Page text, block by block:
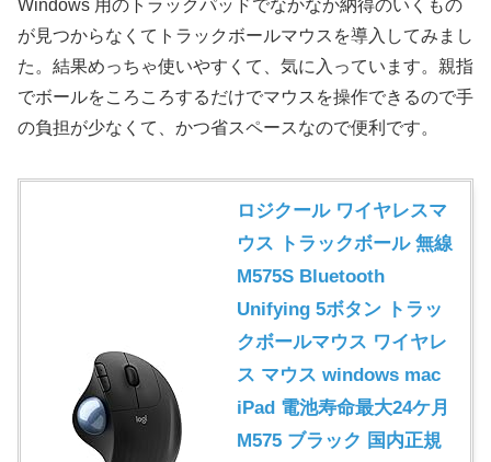
Windows 用のトラックパッドでなかなか納得のいくもの
が見つからなくてトラックボールマウスを導入してみまし
た。結果めっちゃ使いやすくて、気に入っています。親指
でボールをころころするだけでマウスを操作できるので手
の負担が少なくて、かつ省スペースなので便利です。
ロジクール ワイヤレスマ
ウス トラックボール 無線
M575S Bluetooth
Unifying 5ボタン トラッ
クボールマウス ワイヤレ
ス マウス windows mac
iPad 電池寿命最大24ケ月
M575 ブラック 国内正規